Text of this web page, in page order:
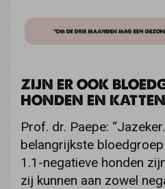
ZIJN ER OOK
HONDEN EN
Prof. dr. Paepe:
belangrijkste bloedgroep
1.1-negatieve honden
zij kunnen aan zowel